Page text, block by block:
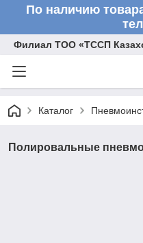
По наличию
Филиал ТОО «ТССП
Каталог
Полировальные